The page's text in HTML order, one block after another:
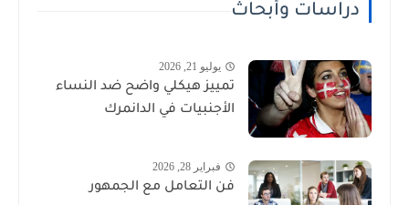
دراسات وأبحاث
يوليو 21, 2026
تمييز هيكلي واضح ضد النساء
الأجنبيات في الدانمرك
فبراير 28, 2026
فن التعامل مع الجمهور